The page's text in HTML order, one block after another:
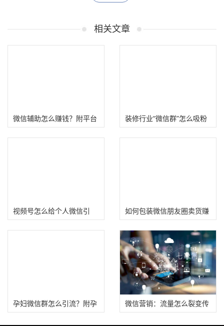
相关文章
微信辅助怎么赚钱？附平台
解封方法！
装修行业“微信群”怎么吸粉
引流?
视频号怎么给个人微信引
流？
如何包装微信朋友圈卖货赚
钱挣钱?
孕妇微信群怎么引流？附孕
微信营销：流量怎么裂变传